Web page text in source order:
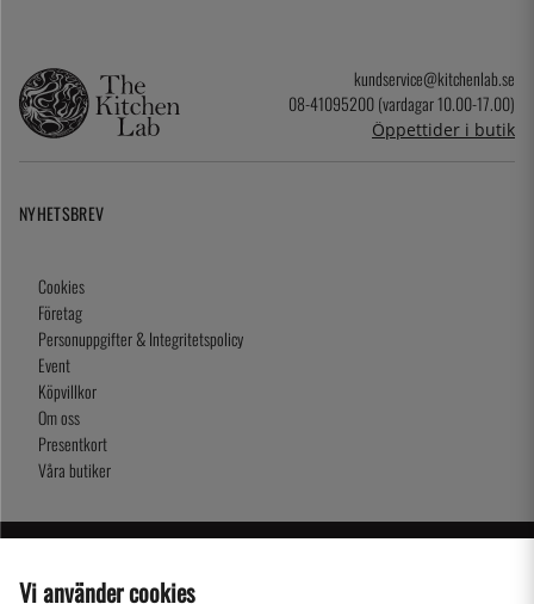
kundservice@kitchenlab.se
08-41095200 (vardagar 10.00-17.00)
Öppettider i butik
NYHETSBREV
Cookies
Företag
Personuppgifter & Integritetspolicy
Event
Köpvillkor
Om oss
Presentkort
Våra butiker
Vi använder cookies